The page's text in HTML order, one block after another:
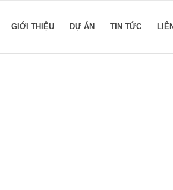
GIỚI THIỆU DỰ ÁN TIN TỨC